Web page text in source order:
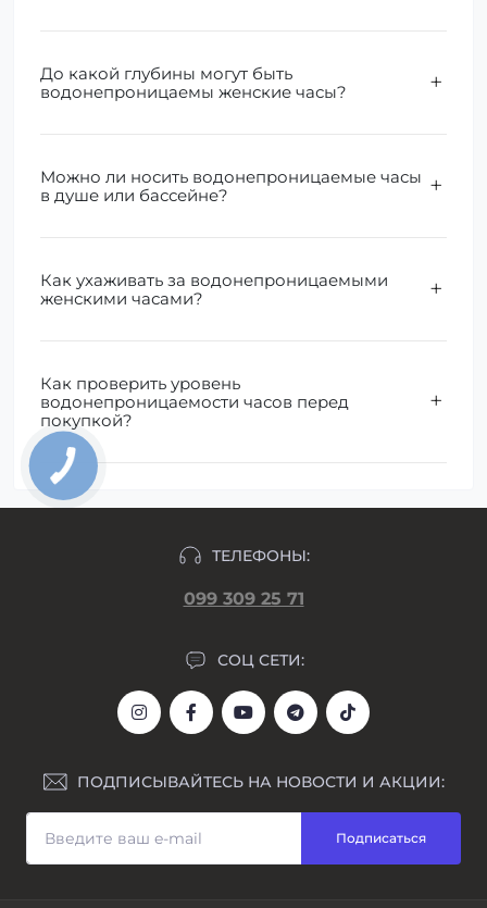
До какой глубины могут быть
водонепроницаемы женские часы?
Можно ли носить водонепроницаемые часы
в душе или бассейне?
Как ухаживать за водонепроницаемыми
женскими часами?
Как проверить уровень
водонепроницаемости часов перед
покупкой?
ТЕЛЕФОНЫ:
099 309 25 71
СОЦ СЕТИ:
ПОДПИСЫВАЙТЕСЬ НА НОВОСТИ И АКЦИИ:
Подписаться